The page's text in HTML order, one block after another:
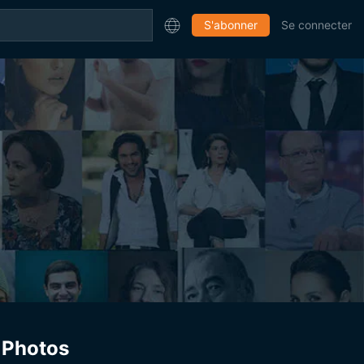
S'abonner Se connecter
Photos